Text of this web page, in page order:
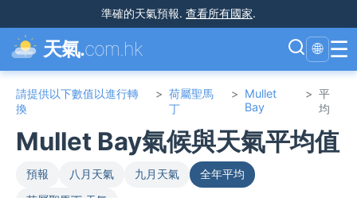
準確的天氣預報. 查看所有國家.
天氣.com.hk 🌐 ☰
請提供以下數值以進行轉
換
> 荷屬聖馬
丁
> Mullet
Bay
> 平
均
Mullet Bay氣候與天氣平均值
預報 八月天氣 九月天氣
全年平均